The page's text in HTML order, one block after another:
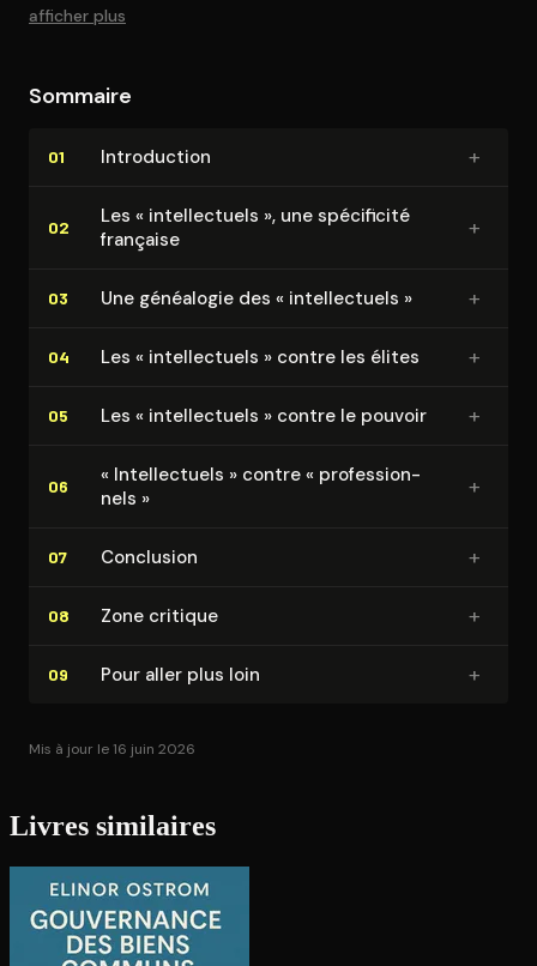
afficher plus
Sommaire
01 In­tro­duc­tion +
02
Les « in­tel­lec­tuels », une spécificité
française
+
03 Une généalogie des « in­tel­lec­tuels » +
04 Les « in­tel­lec­tuels » contre les élites +
05 Les « in­tel­lec­tuels » contre le pouvoir +
06
« In­tel­lec­tuels » contre « pro­fes­sion­
nels »
+
07 Conclusion +
08 Zone critique +
09 Pour aller plus loin +
Mis à jour le 16 juin 2026
Livres similaires